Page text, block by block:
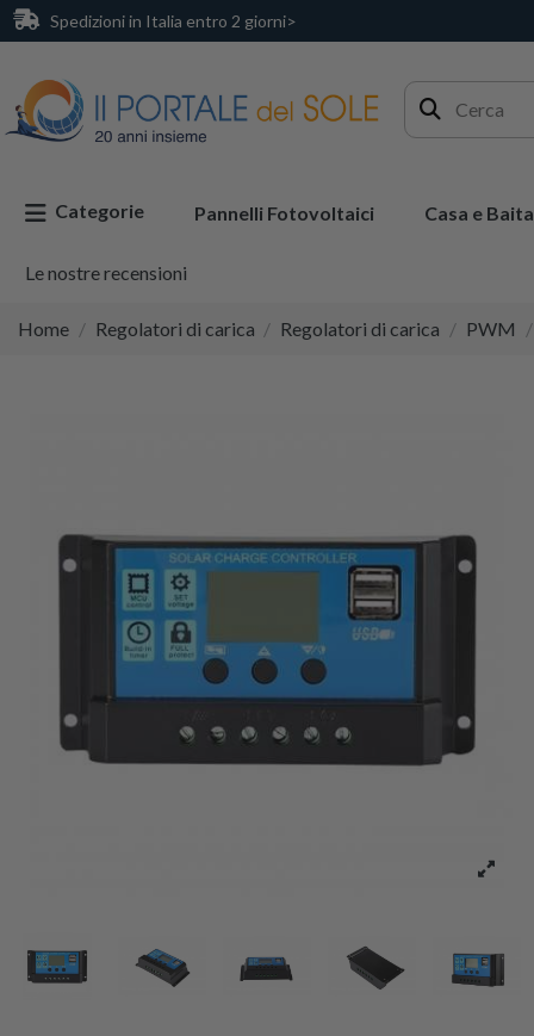
Spedizioni in Italia entro 2 giorni>
Categorie Pannelli Fotovoltaici Casa e
Le nostre recensioni
Home Regolatori di carica Regolatori di carica PWM